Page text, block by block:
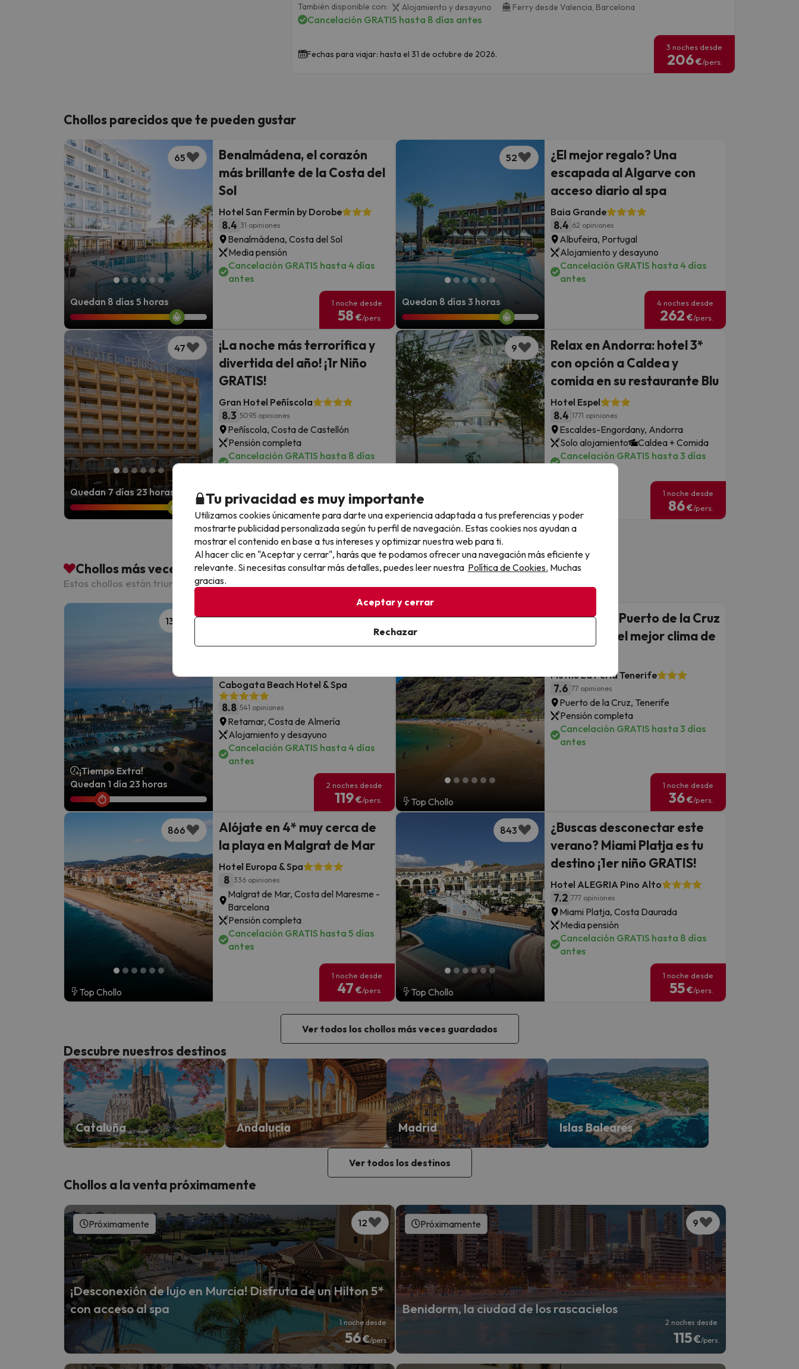
También disponible con: Alojamiento y desayuno Ferry desde Valencia, Barcelona
Cancelación GRATIS hasta 8 días antes
Fechas para viajar: hasta el 31 de octubre de 2026.
3 noches desde
206€/pers.
Chollos parecidos que te pueden gustar
Quedan 8 días 5 horas
65
Benalmádena, el corazón
más brillante de la Costa del
Sol
Hotel San Fermín by Dorobe
8.4 31 opiniones
Benalmádena, Costa del Sol
Media pensión
Cancelación GRATIS hasta 4 días
antes
1 noche desde
58 €/pers.
Quedan 8 días 3 horas
52
¿El mejor regalo? Una
escapada al Algarve con
acceso diario al spa
Baia Grande
8.4 62 opiniones
Albufeira, Portugal
Alojamiento y desayuno
Cancelación GRATIS hasta 4 días
antes
4 noches desde
262 €/pers.
Quedan 7 días 23 horas
47
¡La noche más terrorífica y
divertida del año! ¡1r Niño
GRATIS!
Gran Hotel Peñíscola
8.3 5095 opiniones
Peñíscola, Costa de Castellón
Pensión completa
Cancelación GRATIS hasta 8 días
2 noches desde
99€ /pers.
Quedan 7 días 17 horas
9
Relax en Andorra: hotel 3*
con opción a Caldea y
comida en su restaurante Blu
Hotel Espel
8.4 1771 opiniones
Escaldes-Engordany, Andorra
Solo alojamiento
Caldea + Comida
Cancelación GRATIS hasta 3 días
1 noche desde
86€/pers.
Ver todos los destinos
Chollos más veces guardados como favorito
Estos chollos están triunfando entre nuestros clientes
¡Tiempo Extra!
Quedan 1 día 23 horas
1375 Luxe Experience
El lujo que te mereces:
Cabogata Beach Hotel & Spa
8.8 541 opiniones
Retamar, Costa de Almería
Alojamiento y desayuno
Cancelación GRATIS hasta 4 días
antes
2 noches desde
119€/pers. Top Chollo
1023
Escápate a Puerto de la Cruz
y disfruta del mejor clima de
Muthu La Perla Tenerife
7.6 77 opiniones
Puerto de la Cruz, Tenerife
Pensión completa
Cancelación GRATIS hasta 3 días
antes
1 noche desde
36€/pers.
Top Chollo
866
Alójate en 4* muy cerca de
la playa en Malgrat de Mar
Hotel Europa & Spa
8 336 opiniones
Malgrat de Mar, Costa del Maresme -
Barcelona
Pensión completa
Cancelación GRATIS hasta 5 días
antes
1 noche desde
47 €/pers. Top Chollo
843
¿Buscas desconectar este
verano? Miami Platja es tu
destino ¡1er niño GRATIS!
Hotel ALEGRIA Pino Alto
7.2 777 opiniones
Miami Platja, Costa Daurada
Media pensión
Cancelación GRATIS hasta 8 días
antes
1 noche desde
55€/pers.
Ver todos los chollos más veces guardados
Descubre nuestros destinos
Cataluña Andalucía Madrid Islas Baleares
Ver todos los destinos
Chollos a la venta próximamente
12
Próximamente
¡Desconexión de lujo en Murcia! Disfruta de un Hilton 5*
con acceso al spa
1 noche desde
56€/pers.
9
Próximamente
Benidorm, la ciudad de los rascacielos
2 noches desde
115€/pers.
Tu privacidad es muy importante
Utilizamos cookies únicamente para darte una experiencia adaptada a tus preferencias y poder
mostrarte publicidad personalizada según tu perfil de navegación. Estas cookies nos ayudan a
mostrar el contenido en base a tus intereses y optimizar nuestra web para ti.
Al hacer clic en "Aceptar y cerrar", harás que te podamos ofrecer una navegación más eficiente y
relevante. Si necesitas consultar más detalles, puedes leer nuestra Política de Cookies. Muchas
gracias.
Aceptar y cerrar
Rechazar